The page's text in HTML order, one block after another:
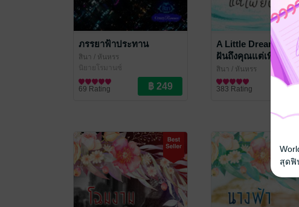
ภรรยาฟ้าประทาน
สินา / หันหรร
นิยายโรมานซ์
69 Rating
A Little Dream of
ฝันถึงคุณแต่เพียงผู้เดีย
สินา / หันหรร
นิยายรัก
383 Rating
สุดฟิ